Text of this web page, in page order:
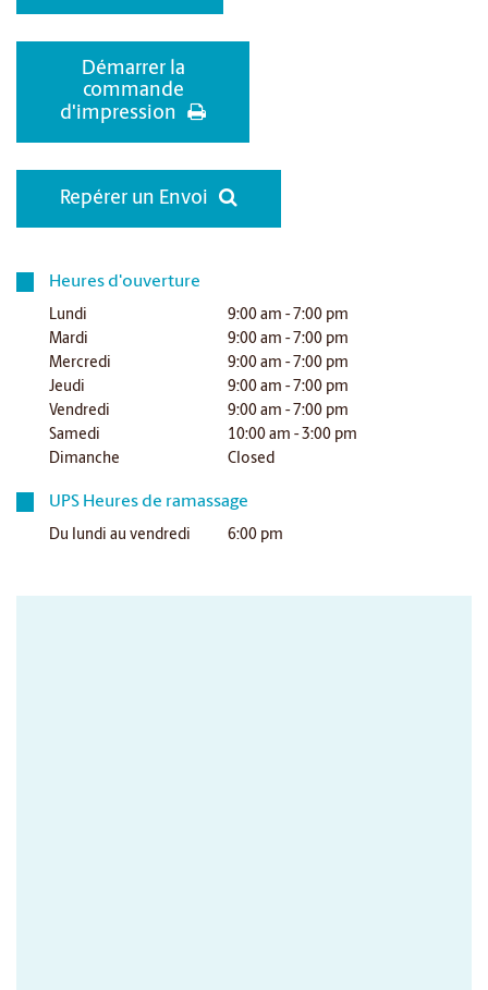
Démarrer la
commande
d'impression
Repérer un Envoi
Heures d'ouverture
Lundi
9:00 am - 7:00 pm
Mardi
9:00 am - 7:00 pm
Mercredi
9:00 am - 7:00 pm
Jeudi
9:00 am - 7:00 pm
Vendredi
9:00 am - 7:00 pm
Samedi
10:00 am - 3:00 pm
Dimanche
Closed
UPS Heures de ramassage
Du lundi au vendredi 6:00 pm